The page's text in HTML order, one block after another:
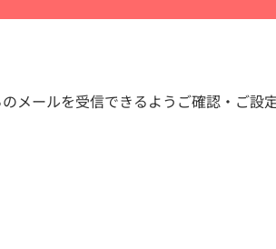
メールを受信できるようご確認・ご設